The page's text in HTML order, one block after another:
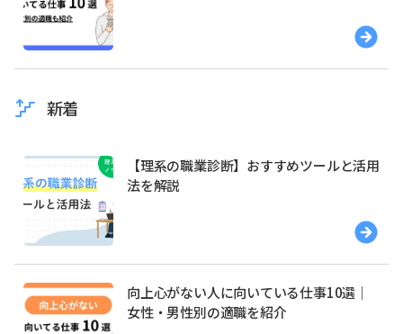
新着
【理系の職業診断】おすすめツールと活用
法を解説
向上心がない人に向いている仕事10選｜
女性・男性別の適職を紹介